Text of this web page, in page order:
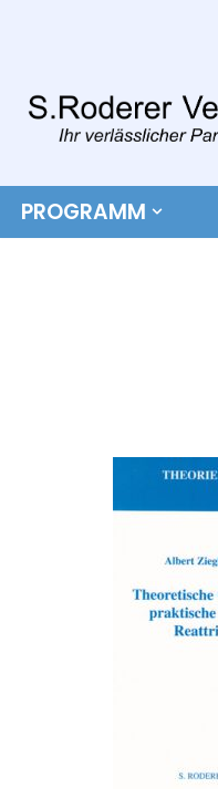
Inhalt
springen
PROGRAMM